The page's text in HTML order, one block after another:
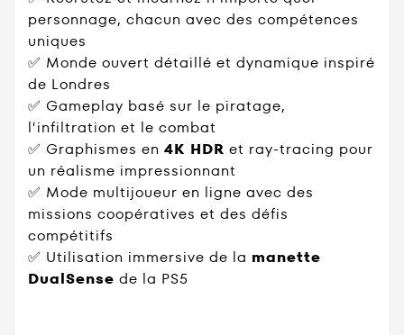
personnage, chacun avec des compétences
uniques
✅ Monde ouvert détaillé et dynamique inspiré
de Londres
✅ Gameplay basé sur le piratage,
l'infiltration et le combat
✅ Graphismes en 4K HDR et ray-tracing pour
un réalisme impressionnant
✅ Mode multijoueur en ligne avec des
missions coopératives et des défis
compétitifs
✅ Utilisation immersive de la manette
DualSense de la PS5